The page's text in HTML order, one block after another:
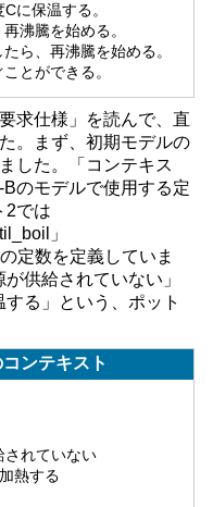
に保温する。
沸騰を始める。
ら、再沸騰を始める。
とができる。
求仕様」を読んで、直
。まず、初期モデルの
した。「コンテキス
のモデルで使用する定
2では
」
定数を定義していま
供給されていない」
する」という、ポット
ンテキスト
されていない
熱する